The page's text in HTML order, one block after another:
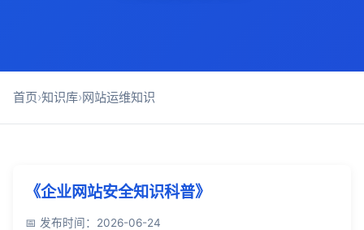
AI软件开发
知识库
首页›知识库›网站运维知识
《企业网站安全知识科普》
📅 发布时间：2026-06-24